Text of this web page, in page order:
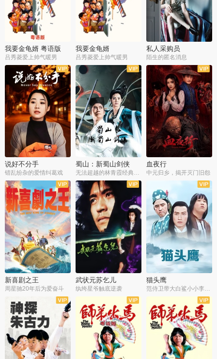
我要金龟婿 粤语版
吕秀菱爱上帅气暖男
我要金龟婿
吕秀菱爱上帅气暖男
私人采购员
陌生的匿名消息
说好不分手
错乱纷杂的爱情纠葛戏
蜀山：新蜀山剑侠
无法超越的林青霞经典角色
血夜行
中元归乡，揭开灭门旧怨
新喜剧之王
周星驰20年后为爱奋斗
武状元苏乞儿
纨绔星爷触底逆袭
猫头鹰